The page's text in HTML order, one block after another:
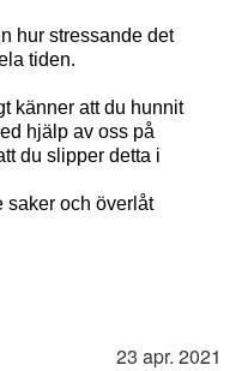
hur stressande det
tiden.
känner att du hunnit
hjälp av oss på
du slipper detta i
saker och överlåt
23 apr. 2021